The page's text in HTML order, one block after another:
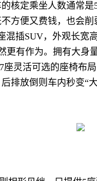
核定乘坐人数通常
方便又费钱，也会
插SUV，外观长宽
更有作为。拥有大身
座灵活可选的座椅布
排放倒则车内秒变“